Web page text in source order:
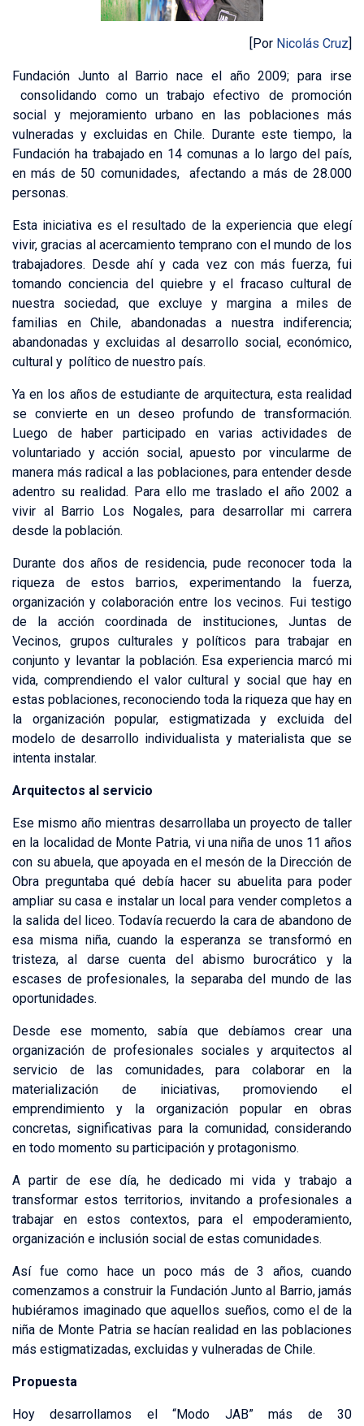
[Por Nicolás Cruz]
Fundación Junto al Barrio nace el año 2009; para irse
consolidando como un trabajo efectivo de promoción
social y mejoramiento urbano en las poblaciones más
vulneradas y excluidas en Chile. Durante este tiempo, la
Fundación ha trabajado en 14 comunas a lo largo del país,
en más de 50 comunidades, afectando a más de 28.000
personas.
Esta iniciativa es el resultado de la experiencia que elegí
vivir, gracias al acercamiento temprano con el mundo de los
trabajadores. Desde ahí y cada vez con más fuerza, fui
tomando conciencia del quiebre y el fracaso cultural de
nuestra sociedad, que excluye y margina a miles de
familias en Chile, abandonadas a nuestra indiferencia;
abandonadas y excluidas al desarrollo social, económico,
cultural y político de nuestro país.
Ya en los años de estudiante de arquitectura, esta realidad
se convierte en un deseo profundo de transformación.
Luego de haber participado en varias actividades de
voluntariado y acción social, apuesto por vincularme de
manera más radical a las poblaciones, para entender desde
adentro su realidad. Para ello me traslado el año 2002 a
vivir al Barrio Los Nogales, para desarrollar mi carrera
desde la población.
Durante dos años de residencia, pude reconocer toda la
riqueza de estos barrios, experimentando la fuerza,
organización y colaboración entre los vecinos. Fui testigo
de la acción coordinada de instituciones, Juntas de
Vecinos, grupos culturales y políticos para trabajar en
conjunto y levantar la población. Esa experiencia marcó mi
vida, comprendiendo el valor cultural y social que hay en
estas poblaciones, reconociendo toda la riqueza que hay en
la organización popular, estigmatizada y excluida del
modelo de desarrollo individualista y materialista que se
intenta instalar.
Arquitectos al servicio
Ese mismo año mientras desarrollaba un proyecto de taller
en la localidad de Monte Patria, vi una niña de unos 11 años
con su abuela, que apoyada en el mesón de la Dirección de
Obra preguntaba qué debía hacer su abuelita para poder
ampliar su casa e instalar un local para vender completos a
la salida del liceo. Todavía recuerdo la cara de abandono de
esa misma niña, cuando la esperanza se transformó en
tristeza, al darse cuenta del abismo burocrático y la
escases de profesionales, la separaba del mundo de las
oportunidades.
Desde ese momento, sabía que debíamos crear una
organización de profesionales sociales y arquitectos al
servicio de las comunidades, para colaborar en la
materialización de iniciativas, promoviendo el
emprendimiento y la organización popular en obras
concretas, significativas para la comunidad, considerando
en todo momento su participación y protagonismo.
A partir de ese día, he dedicado mi vida y trabajo a
transformar estos territorios, invitando a profesionales a
trabajar en estos contextos, para el empoderamiento,
organización e inclusión social de estas comunidades.
Así fue como hace un poco más de 3 años, cuando
comenzamos a construir la Fundación Junto al Barrio, jamás
hubiéramos imaginado que aquellos sueños, como el de la
niña de Monte Patria se hacían realidad en las poblaciones
más estigmatizadas, excluidas y vulneradas de Chile.
Propuesta
Hoy desarrollamos el “Modo JAB” más de 30